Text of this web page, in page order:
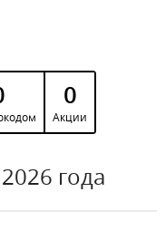
0
Акции
года